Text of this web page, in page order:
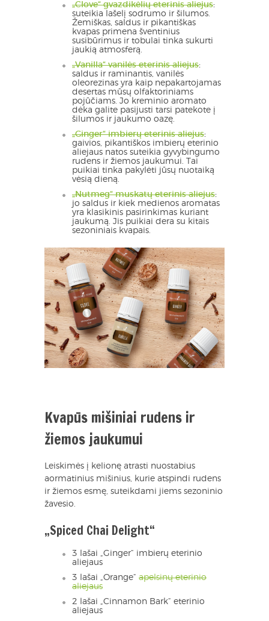
„Clove“ gvazdikėlių eterinis aliejus:
suteikia lašelį sodrumo ir šilumos.
Žemiškas, saldus ir pikantiškas
kvapas primena šventinius
susibūrimus ir tobulai tinka sukurti
jaukią atmosferą.
„Vanilla“ vanilės eterinis aliejus:
saldus ir raminantis, vanilės
oleorezinas yra kaip nepakartojamas
desertas mūsų olfaktoriniams
pojūčiams. Jo kreminio aromato
dėka galite pasijusti tarsi patekote į
šilumos ir jaukumo oazę.
„Ginger“ imbierų eterinis aliejus:
gaivios, pikantiškos imbierų eterinio
aliejaus natos suteikia gyvybingumo
rudens ir žiemos jaukumui. Tai
puikiai tinka pakylėti jūsų nuotaiką
vėsią dieną.
„Nutmeg“ muskatų eterinis aliejus:
jo saldus ir kiek medienos aromatas
yra klasikinis pasirinkimas kuriant
jaukumą. Jis puikiai dera su kitais
sezoniniais kvapais.
Kvapūs mišiniai rudens ir
žiemos jaukumui
Leiskimės į kelionę atrasti nuostabius
aormatinius mišinius, kurie atspindi rudens
ir žiemos esmę, suteikdami jiems sezoninio
žavesio.
„Spiced Chai Delight“
3 lašai „Ginger“ imbierų eterinio
aliejaus
3 lašai „Orange“ apelsinų eterinio
aliejaus
2 lašai „Cinnamon Bark“ eterinio
aliejaus